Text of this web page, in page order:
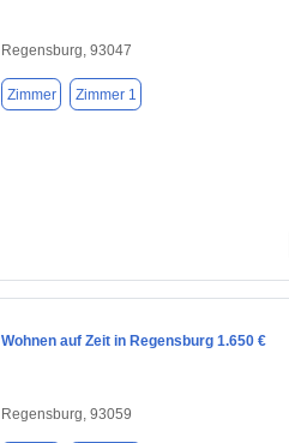
Regensburg, 93047
Zimmer Zimmer 1
Wohnen auf Zeit in Regensburg 1.650 €
Regensburg, 93059